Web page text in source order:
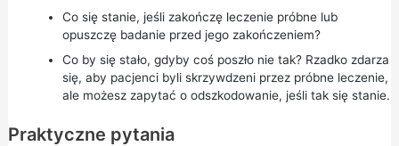
Co się stanie, jeśli zakończę leczenie próbne lub
opuszczę badanie przed jego zakończeniem?
Co by się stało, gdyby coś poszło nie tak? Rzadko zdarza
się, aby pacjenci byli skrzywdzeni przez próbne leczenie,
ale możesz zapytać o odszkodowanie, jeśli tak się stanie.
Praktyczne pytania